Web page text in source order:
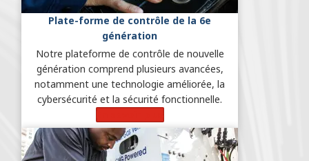
Plate-forme de contrôle de la 6e
génération
Notre plateforme de contrôle de nouvelle
génération comprend plusieurs avancées,
notamment une technologie améliorée, la
cybersécurité et la sécurité fonctionnelle.